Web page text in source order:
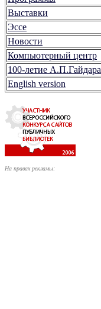
Выставки
Эссе
Новости
Компьютерный центр
100-летие А.П.Гайдара
English version
На правах рекламы: